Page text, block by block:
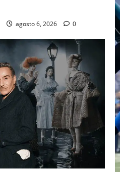
agosto 6, 2026 0